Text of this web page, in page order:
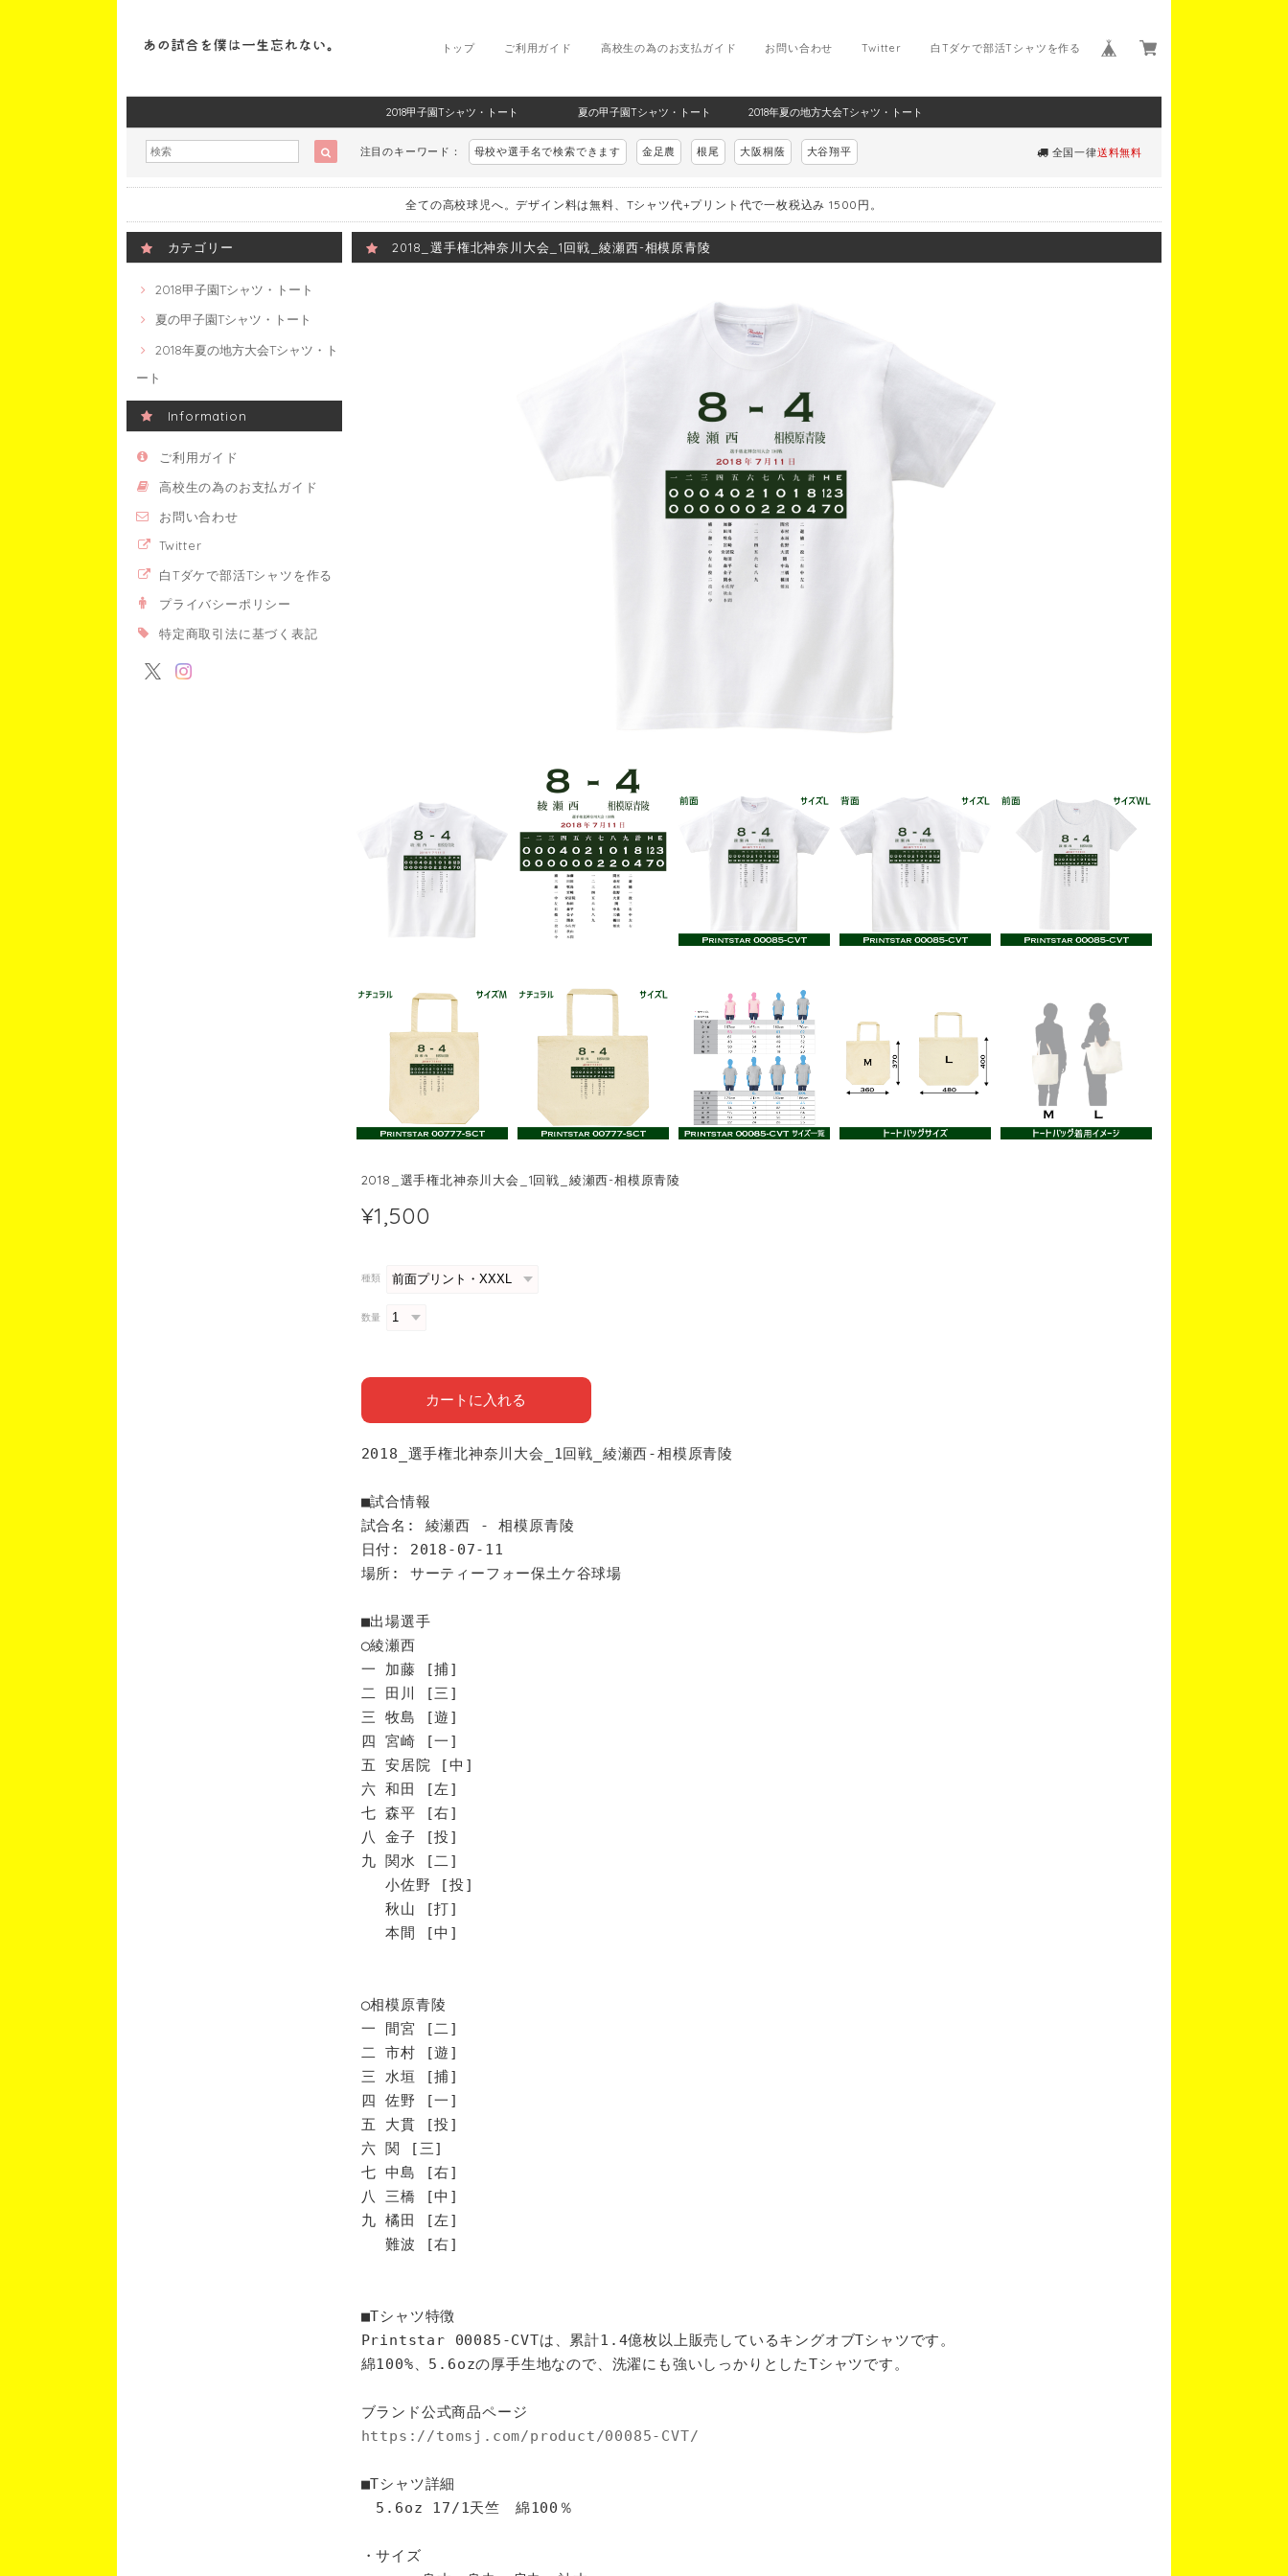
白Tダケで部活Tシャツを作る
Twitter
お問い合わせ
高校生の為のお支払ガイド
ご利用ガイド
トップ
2018甲子園Tシャツ・トート 夏の甲子園Tシャツ・トート 2018年夏の地方大会Tシャツ・トート
注目のキーワード： 母校や選手名で検索できます 金足農 根尾 大阪桐蔭 大谷翔平 全国一律送料無料
全ての高校球児へ。デザイン料は無料、Tシャツ代+プリント代で一枚税込み 1500円。
カテゴリー
2018甲子園Tシャツ・トート
夏の甲子園Tシャツ・トート
2018年夏の地方大会Tシャツ・ト
ート
Information
ご利用ガイド
高校生の為のお支払ガイド
お問い合わせ
Twitter
白Tダケで部活Tシャツを作る
プライバシーポリシー
特定商取引法に基づく表記
2018_選手権北神奈川大会_1回戦_綾瀬西-相模原青陵
2018_選手権北神奈川大会_1回戦_綾瀬西-相模原青陵
¥1,500
種類
数量
カートに入れる
2018_選手権北神奈川大会_1回戦_綾瀬西-相模原青陵
■試合情報
試合名: 綾瀬西 - 相模原青陵
日付: 2018-07-11
場所: サーティーフォー保土ケ谷球場
■出場選手
◯綾瀬西
一 加藤 [捕]
二 田川 [三]
三 牧島 [遊]
四 宮崎 [一]
五 安居院 [中]
六 和田 [左]
七 森平 [右]
八 金子 [投]
九 関水 [二]
小佐野 [投]
秋山 [打]
本間 [中]
◯相模原青陵
一 間宮 [二]
二 市村 [遊]
三 水垣 [捕]
四 佐野 [一]
五 大貫 [投]
六 関 [三]
七 中島 [右]
八 三橋 [中]
九 橘田 [左]
難波 [右]
■Tシャツ特徴
Printstar 00085-CVTは、累計1.4億枚以上販売しているキングオブTシャツです。
綿100%、5.6ozの厚手生地なので、洗濯にも強いしっかりとしたTシャツです。
ブランド公式商品ページ
https://tomsj.com/product/00085-CVT/
■Tシャツ詳細
5.6oz 17/1天竺 綿100％
・サイズ